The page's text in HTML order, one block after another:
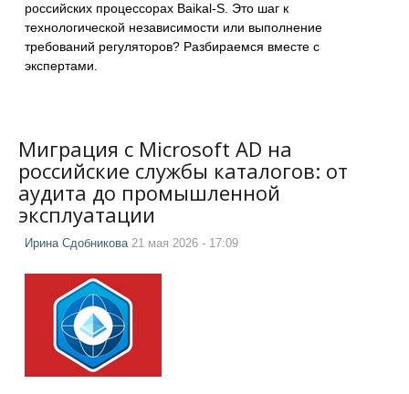
российских процессорах Baikal-S. Это шаг к
технологической независимости или выполнение
требований регуляторов? Разбираемся вместе с
экспертами.
Миграция с Microsoft AD на
российские службы каталогов: от
аудита до промышленной
эксплуатации
Ирина Сдобникова21 мая 2026 - 17:09